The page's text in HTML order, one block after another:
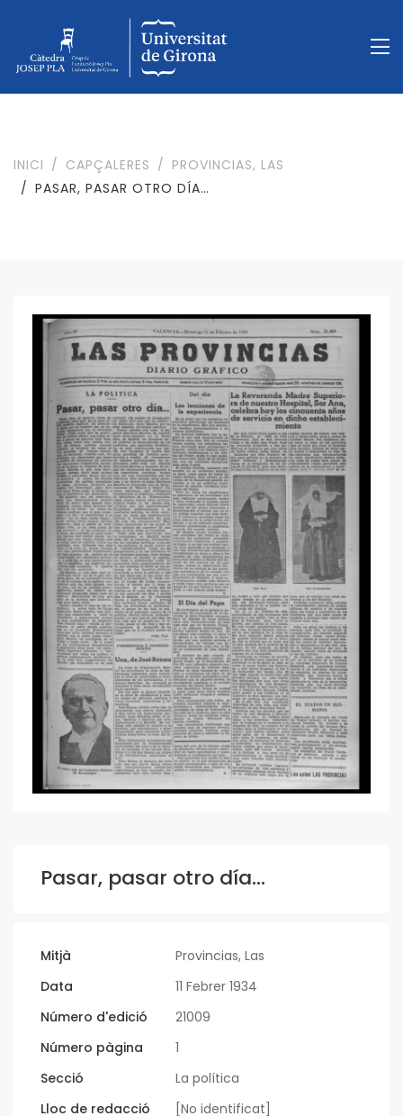
INICI CAPÇALERES
PROVINCIAS, LAS
PASAR, PASAR OTRO DÍA…
Pasar, pasar otro día…
Mitjà
Provincias, Las
Data
11 Febrer 1934
Número d'edició
21009
Número pàgina
1
Secció
La política
Lloc de redacció
[No identificat]